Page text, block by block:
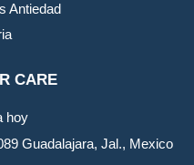
Antiedad
CARE
hoy
Guadalajara, Jal., Mexico